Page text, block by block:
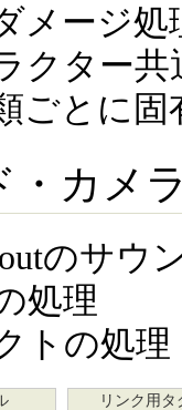
メージ処
クター共
ごとに固
・カメ
のサウ
処理
トの処理
リンク用タ